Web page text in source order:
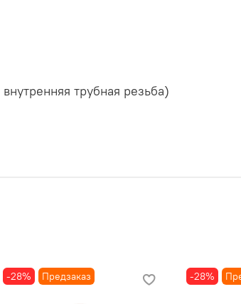
трубная резьба)
-28% Предзаказ -28%